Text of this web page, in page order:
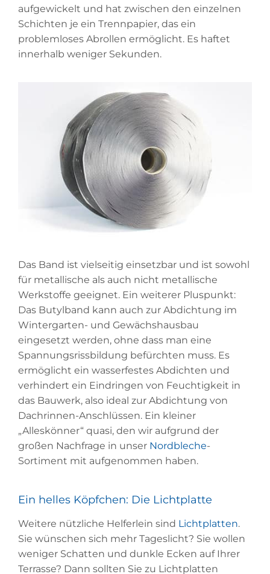
aufgewickelt und hat zwischen den einzelnen
Schichten je ein Trennpapier, das ein
problemloses Abrollen ermöglicht. Es haftet
innerhalb weniger Sekunden.
Das Band ist vielseitig einsetzbar und ist sowohl
für metallische als auch nicht metallische
Werkstoffe geeignet. Ein weiterer Pluspunkt:
Das Butylband kann auch zur Abdichtung im
Wintergarten- und Gewächshausbau
eingesetzt werden, ohne dass man eine
Spannungsrissbildung befürchten muss. Es
ermöglicht ein wasserfestes Abdichten und
verhindert ein Eindringen von Feuchtigkeit in
das Bauwerk, also ideal zur Abdichtung von
Dachrinnen-Anschlüssen. Ein kleiner
„Alleskönner“ quasi, den wir aufgrund der
großen Nachfrage in unser Nordbleche-
Sortiment mit aufgenommen haben.
Ein helles Köpfchen: Die Lichtplatte
Weitere nützliche Helferlein sind Lichtplatten.
Sie wünschen sich mehr Tageslicht? Sie wollen
weniger Schatten und dunkle Ecken auf Ihrer
Terrasse? Dann sollten Sie zu Lichtplatten